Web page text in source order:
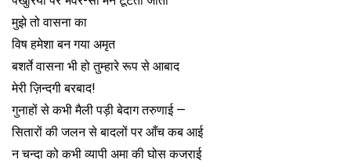
मुझे तो वासना का
विष हमेशा बन गया अमृत
बशर्ते वासना भी हो तुम्हारे रूप से आबाद
मेरी ज़िन्दगी बरबाद!
गुनाहों से कभी मैली पड़ी बेदाग तरुणाई —
सितारों की जलन से बादलों पर आँच कब आई
न चन्दा को कभी व्यापी अमा की घोस कजराई